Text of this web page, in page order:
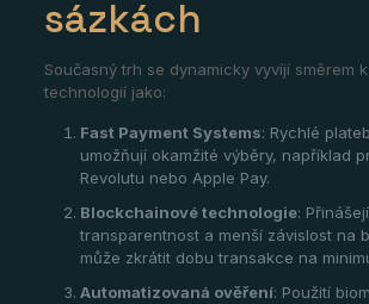
sázkách
Současný trh se dynamicky vyvíjí směrem
technologií jako:
Fast Payment Systems: Rychlé
umožňují okamžité výběry, například
Revolutu nebo Apple Pay.
Blockchainové technologie:
transparentnost a menší závislost na
může zkrátit dobu transakce na
Automatizovaná ověření: Použití